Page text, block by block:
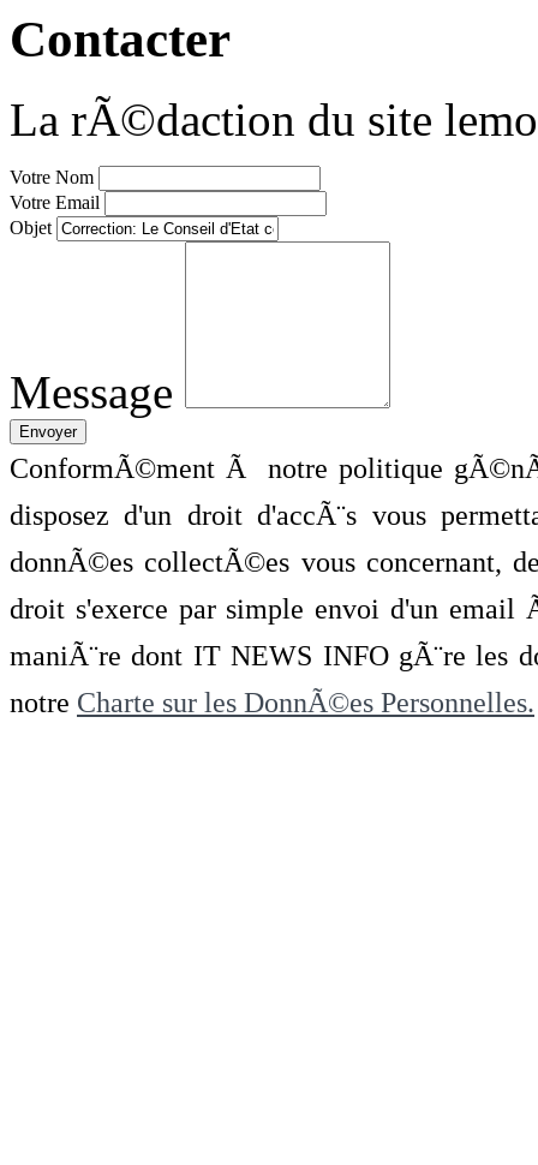
Contacter
La rÃ©daction du site
Votre Nom
Votre Email
Objet
Message
ConformÃ©ment Ã notre politique
disposez d'un droit d'accÃ¨s vous
donnÃ©es collectÃ©es vous concernant,
droit s'exerce par simple envoi d'un
maniÃ¨re dont IT NEWS INFO gÃ¨re les
notre Charte sur les DonnÃ©es Personnelles.